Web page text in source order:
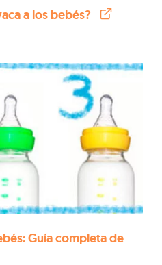
a los bebés?
Guía completa de